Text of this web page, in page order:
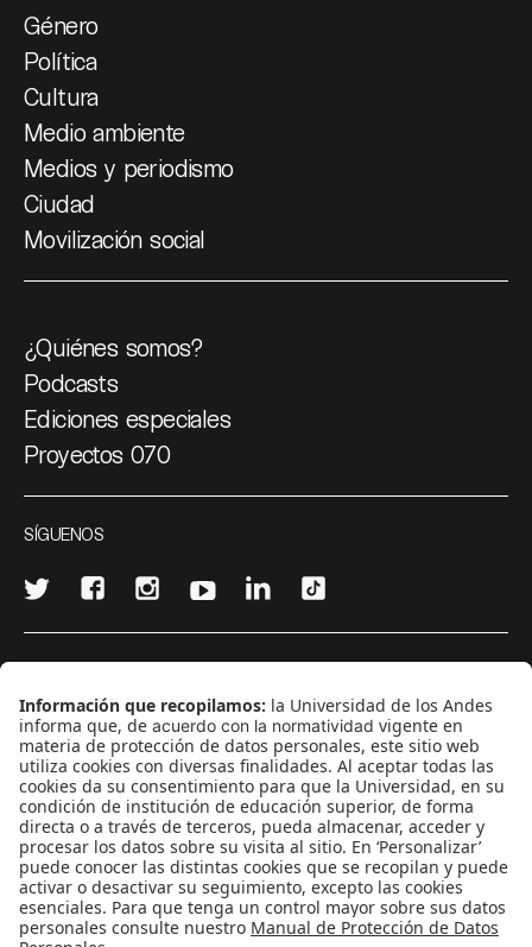
Género
Política
Cultura
Medio ambiente
Medios y periodismo
Ciudad
Movilización social
¿Quiénes somos?
Podcasts
Ediciones especiales
Proyectos 070
SÍGUENOS
CONTÁCTANOS
cerosetenta@uniandes.edu.co
BOGOTÁ, COLOMBIA
NEWSLETTER